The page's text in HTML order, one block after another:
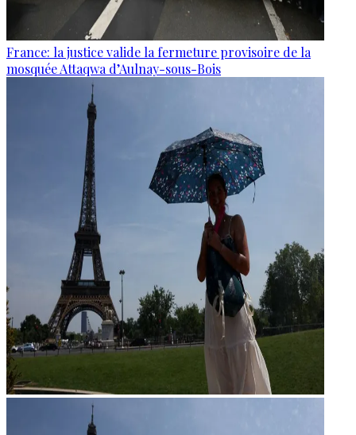
France: la justice valide la fermeture provisoire de la
mosquée Attaqwa d’Aulnay-sous-Bois